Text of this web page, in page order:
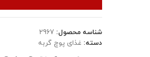
شناسه محصول: 2967
دسته: غذای پوچ گربه